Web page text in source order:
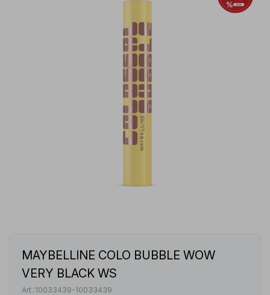
MAYBELLINE COLO BUBBLE WOW
VERY BLACK WS
10033439-10033439